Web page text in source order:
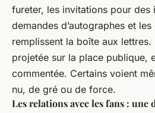
fureter, les invitations pour des
demandes d’autographes et
remplissent la boîte aux lettres.
projetée sur la place publique,
commentée. Certains voient
nu, de gré ou de force.
Les relations avec les fans : une